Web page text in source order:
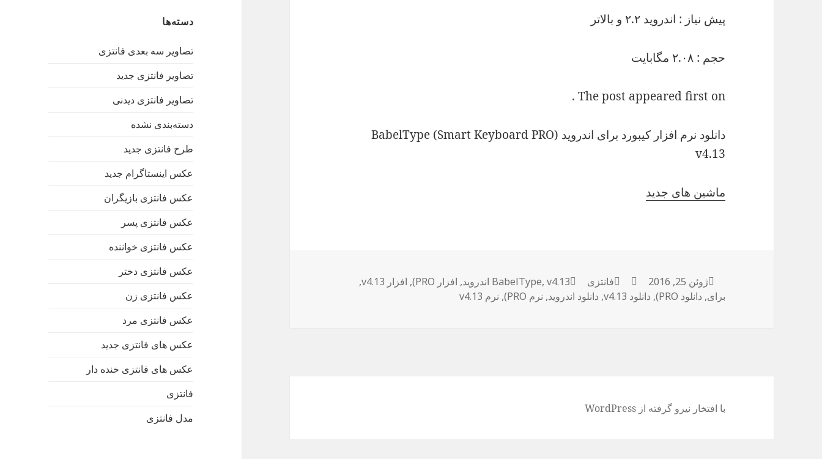
دسته‌ها
تصاویر سه بعدی فانتزی
تصاویر فانتزی جدید
تصاویر فانتزی دیدنی
دسته‌بندی نشده
طرح فانتزی جدید
عکس اینستاگرام جدید
عکس فانتزی بازیگران
عکس فانتزی پسر
عکس فانتزی خواننده
عکس فانتزی دختر
عکس فانتزی زن
عکس فانتزی مرد
عکس های فانتزی جدید
عکس های فانتزی خنده دار
فانتزی
مدل فانتزی
پیش نیاز : اندروید ۲.۲ و بالاتر
حجم : ۲.۰۸ مگابایت
The post appeared first on .
دانلود نرم افزار کیبورد برای اندروید BabelType (Smart Keyboard PRO)
v4.13
ماشین های جدید
ارسال
شده
ژوئن 25, 2016 نویسنده
دسته‌ها
فانتزی برچسب‌هاBabelType, v4.13 اندروید , افزار PRO) , افزار v4.13
,
برای, دانلود PRO) , دانلود v4.13 , دانلود اندروید, نرم PRO) , نرم v4.13
با افتخار نیرو گرفته از WordPress